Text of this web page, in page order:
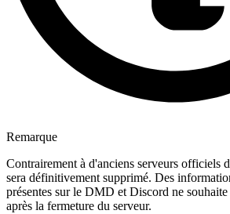
Remarque
Contrairement à d'anciens serveurs officiels
sera définitivement supprimé. Des
présentes sur le DMD et Discord ne souhaite
après la fermeture du serveur.